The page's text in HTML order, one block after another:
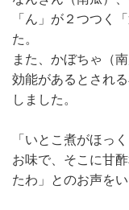
「ん」が２つつく
た。
また、かぼちゃ（
効能があるとされ
しました。
「いとこ煮がほっ
お味で、そこに甘
たわ」とのお声をい